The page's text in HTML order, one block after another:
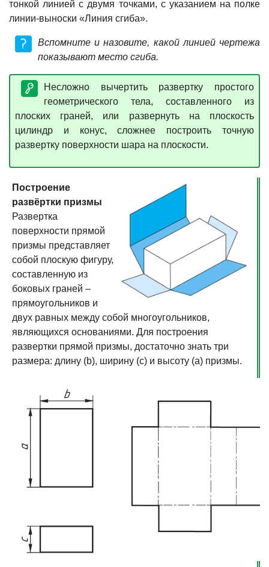
тонкой линией с двумя точками, с указанием на полке
линии-выноски «Линия сгиба».
Вспомните и назовите, какой линией чертежа
показывают место сгиба.
Несложно вычертить развертку простого
геометрического тела, составленного из
плоских граней, или развернуть на плоскость
цилиндр и конус, сложнее построить точную
развертку поверхности шара на плоскости.
Построение
развёртки призмы
Развертка
поверхности прямой
призмы представляет
собой плоскую фигуру,
составленную из
боковых граней –
прямоугольников и
двух равных между собой многоугольников,
являющихся основаниями. Для построения
развертки прямой призмы, достаточно знать три
размера: длину (b), ширину (с) и высоту (а) призмы.